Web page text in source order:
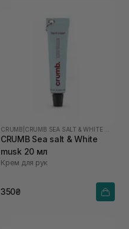
CRUMB
CRUMB Sea salt & White
musk 20 мл
Крем для рук
350₴